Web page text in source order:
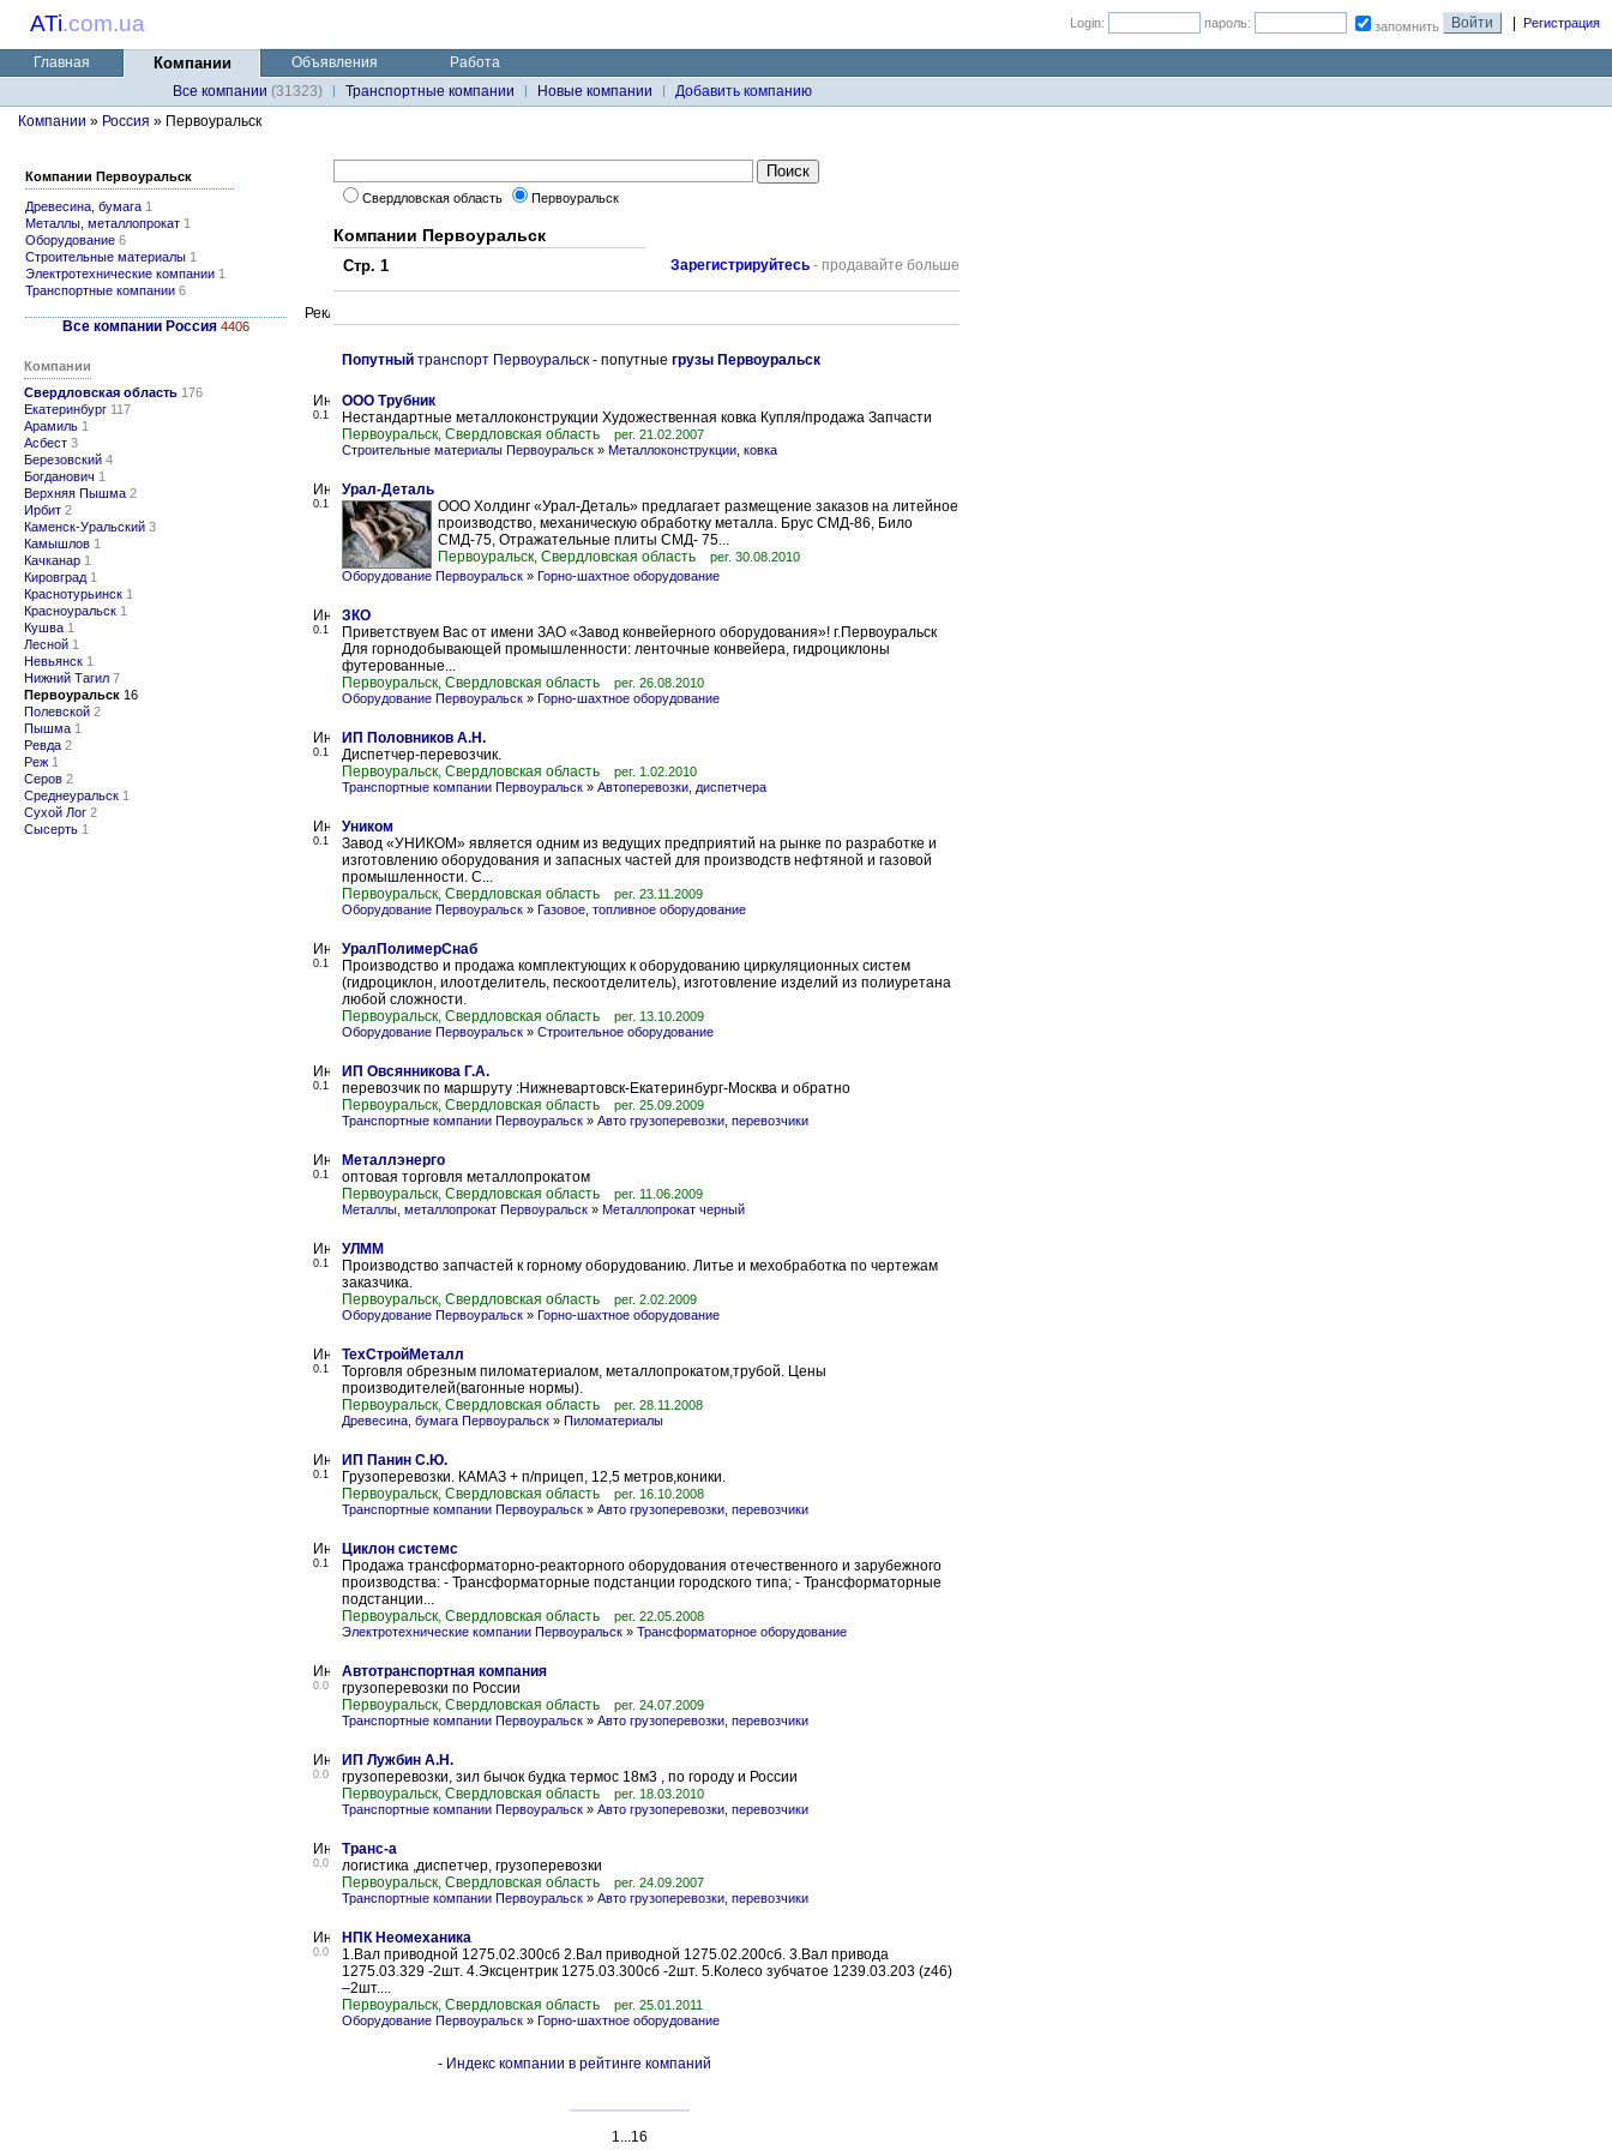
ATi.com.ua Login: пароль: запомнить Регистрация
Главная Компании Объявления
Работа
Все компании (31323) Транспортные компании Новые компании
Добавить компанию
Компании » Россия » Первоуральск
Компании Первоуральск
Древесина, бумага 1
Металлы, металлопрокат 1
Оборудование 6
Строительные материалы 1
Электротехнические компании 1
Транспортные компании 6
Все компании Россия 4406
Компании
Свердловская область 176
Екатеринбург 117
Арамиль 1
Асбест 3
Березовский 4
Богданович 1
Верхняя Пышма 2
Ирбит 2
Каменск-Уральский 3
Камышлов 1
Качканар 1
Кировград 1
Краснотурьинск 1
Красноуральск 1
Кушва 1
Лесной 1
Невьянск 1
Нижний Тагил 7
Первоуральск 16
Полевской 2
Пышма 1
Ревда 2
Реж 1
Серов 2
Среднеуральск 1
Сухой Лог 2
Сысерть 1
Свердловская область Первоуральск
Компании Первоуральск
Стр. 1 Зарегистрируйтесь - продавайте больше
Попутный транспорт Первоуральск - попутные грузы Первоуральск
0.1
ООО Трубник
Нестандартные металлоконструкции Художественная ковка Купля/продажа Запчасти
Первоуральск, Свердловская область
рег. 21.02.2007
Строительные материалы Первоуральск » Металлоконструкции, ковка
0.1
Урал-Деталь
ООО Холдинг «Урал-Деталь» предлагает размещение заказов на литейное
производство, механическую обработку металла. Брус СМД-86, Било
СМД-75, Отражательные плиты СМД- 75...
Первоуральск, Свердловская область
рег. 30.08.2010
Оборудование Первоуральск » Горно-шахтное оборудование
0.1
ЗКО
Приветствуем Вас от имени ЗАО «Завод конвейерного оборудования»! г.Первоуральск
Для горнодобывающей промышленности: ленточные конвейера, гидроциклоны
футерованные...
Первоуральск, Свердловская область
рег. 26.08.2010
Оборудование Первоуральск » Горно-шахтное оборудование
0.1
ИП Половников А.Н.
Диспетчер-перевозчик.
Первоуральск, Свердловская область
рег. 1.02.2010
Транспортные компании Первоуральск » Автоперевозки, диспетчера
0.1
Уником
Завод «УНИКОМ» является одним из ведущих предприятий на рынке по разработке и
изготовлению оборудования и запасных частей для производств нефтяной и газовой
промышленности. С...
Первоуральск, Свердловская область
рег. 23.11.2009
Оборудование Первоуральск » Газовое, топливное оборудование
0.1
УралПолимерСнаб
Производство и продажа комплектующих к оборудованию циркуляционных систем
(гидроциклон, илоотделитель, пескоотделитель), изготовление изделий из полиуретана
любой сложности.
Первоуральск, Свердловская область
рег. 13.10.2009
Оборудование Первоуральск » Строительное оборудование
0.1
ИП Овсянникова Г.А.
перевозчик по маршруту :Нижневартовск-Екатеринбург-Москва и обратно
Первоуральск, Свердловская область
рег. 25.09.2009
Транспортные компании Первоуральск » Авто грузоперевозки, перевозчики
0.1
Металлэнерго
оптовая торговля металлопрокатом
Первоуральск, Свердловская область
рег. 11.06.2009
Металлы, металлопрокат Первоуральск » Металлопрокат черный
0.1
УЛММ
Производство запчастей к горному оборудованию. Литье и мехобработка по чертежам
заказчика.
Первоуральск, Свердловская область
рег. 2.02.2009
Оборудование Первоуральск » Горно-шахтное оборудование
0.1
ТехСтройМеталл
Торговля обрезным пиломатериалом, металлопрокатом,трубой. Цены
производителей(вагонные нормы).
Первоуральск, Свердловская область
рег. 28.11.2008
Древесина, бумага Первоуральск » Пиломатериалы
0.1
ИП Панин С.Ю.
Грузоперевозки. КАМАЗ + п/прицеп, 12,5 метров,коники.
Первоуральск, Свердловская область
рег. 16.10.2008
Транспортные компании Первоуральск » Авто грузоперевозки, перевозчики
0.1
Циклон системс
Продажа трансформаторно-реакторного оборудования отечественного и зарубежного
производства: - Трансформаторные подстанции городского типа; - Трансформаторные
подстанции...
Первоуральск, Свердловская область
рег. 22.05.2008
Электротехнические компании Первоуральск » Трансформаторное оборудование
0.0
Автотранспортная компания
грузоперевозки по России
Первоуральск, Свердловская область
рег. 24.07.2009
Транспортные компании Первоуральск » Авто грузоперевозки, перевозчики
0.0
ИП Лужбин А.Н.
грузоперевозки, зил бычок будка термос 18м3 , по городу и России
Первоуральск, Свердловская область
рег. 18.03.2010
Транспортные компании Первоуральск » Авто грузоперевозки, перевозчики
0.0
Транс-а
логистика ,диспетчер, грузоперевозки
Первоуральск, Свердловская область
рег. 24.09.2007
Транспортные компании Первоуральск » Авто грузоперевозки, перевозчики
0.0
НПК Неомеханика
1.Вал приводной 1275.02.300сб 2.Вал приводной 1275.02.200сб. 3.Вал привода
1275.03.329 -2шт. 4.Эксцентрик 1275.03.300сб -2шт. 5.Колесо зубчатое 1239.03.203 (z46)
–2шт....
Первоуральск, Свердловская область
рег. 25.01.2011
Оборудование Первоуральск » Горно-шахтное оборудование
- Индекс компании в рейтинге компаний
1...16